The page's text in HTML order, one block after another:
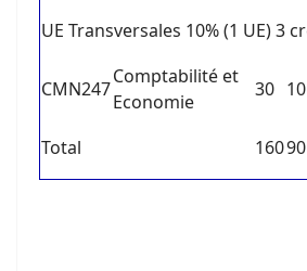
UE Transversales 10% (1 UE) 3
CMN247
Comptabilité et
Economie
30 10
Total 16090